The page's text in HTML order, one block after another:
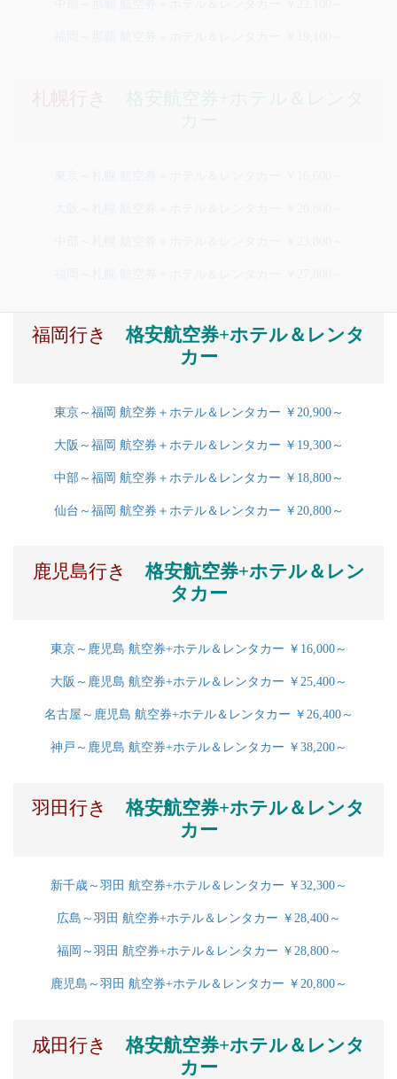
札幌行き
格安航空券+ホテル＆レンタ
カー
福岡行き
格安航空券+ホテル＆レンタ
カー
東京～福岡 航空券＋ホテル＆レンタカー ￥20,900～
大阪～福岡 航空券＋ホテル＆レンタカー ￥19,300～
中部～福岡 航空券＋ホテル＆レンタカー ￥18,800～
仙台～福岡 航空券＋ホテル＆レンタカー ￥20,800～
鹿児島行き
格安航空券+ホテル＆レン
タカー
東京～鹿児島 航空券+ホテル＆レンタカー ￥16,000～
大阪～鹿児島 航空券+ホテル＆レンタカー ￥25,400～
名古屋～鹿児島 航空券+ホテル＆レンタカー ￥26,400～
神戸～鹿児島 航空券+ホテル＆レンタカー ￥38,200～
羽田行き
格安航空券+ホテル＆レンタ
カー
新千歳～羽田 航空券+ホテル＆レンタカー ￥32,300～
広島～羽田 航空券+ホテル＆レンタカー ￥28,400～
福岡～羽田 航空券+ホテル＆レンタカー ￥28,800～
鹿児島～羽田 航空券+ホテル＆レンタカー ￥20,800～
成田行き
格安航空券+ホテル＆レンタ
カー